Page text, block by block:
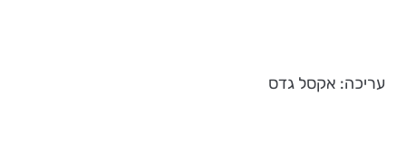
עריכה: אקסל גדס